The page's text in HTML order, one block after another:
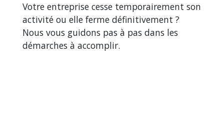
Votre entreprise cesse temporairement son
activité ou elle ferme définitivement ?
Nous vous guidons pas à pas dans les
démarches à accomplir.